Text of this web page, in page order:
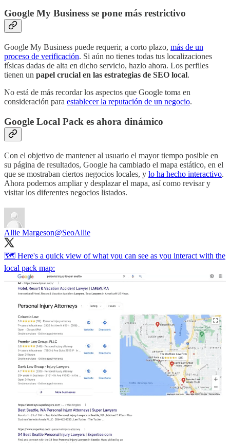
Google My Business se pone más restrictivo
Google My Business puede requerir, a corto plazo, más de un
proceso de verificación. Si aún no tienes todas tus localizaciones
físicas dadas de alta en dicho servicio, hazlo ahora. Los perfiles
tienen un papel crucial en las estrategias de SEO local.
No está de más recordar los aspectos que Google toma en
consideración para establecer la reputación de un negocio.
Google Local Pack es ahora dinámico
Con el objetivo de mantener al usuario el mayor tiempo posible en
su página de resultados, Google ha cambiado el mapa estático, en el
que se mostraban ciertos negocios locales, y lo ha hecho interactivo.
Ahora podemos ampliar y desplazar el mapa, así como revisar y
visitar los diferentes negocios listados.
Allie Margeson@SeoAllie
🗺️ Here's a quick view of what you can see as you interact with the
local pack map: